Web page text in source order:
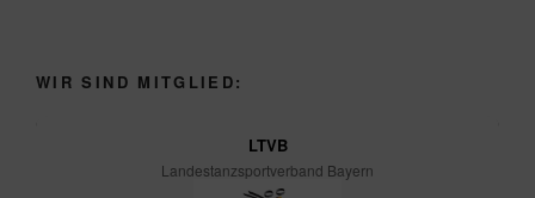
WIR SIND MITGLIED:
LTVB
Landestanzsportverband Bayern